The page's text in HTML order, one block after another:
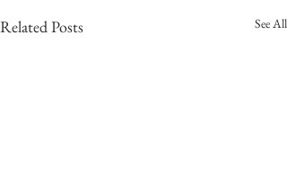
Related Posts See All